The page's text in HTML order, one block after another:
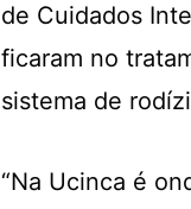
de Cuidados
ficaram no
sistema de
“Na Ucinca é